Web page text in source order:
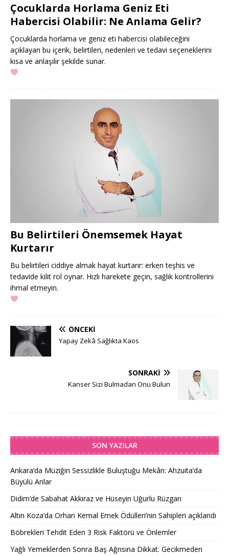
Çocuklarda Horlama Geniz Eti
Habercisi Olabilir: Ne Anlama Gelir?
Çocuklarda horlama ve geniz eti habercisi olabileceğini
açıklayan bu içerik, belirtileri, nedenleri ve tedavi seçeneklerini
kısa ve anlaşılır şekilde sunar.
Bu Belirtileri Önemsemek Hayat
Kurtarır
Bu belirtileri ciddiye almak hayat kurtarır: erken teşhis ve
tedavide kilit rol oynar. Hızlı harekete geçin, sağlık kontrollerini
ihmal etmeyin.
ÖNCEKI
Yapay Zekâ Sağlıkta Kaos
SONRAKI
Kanser Sizi Bulmadan Onu Bulun
SON YAZILAR
Ankara’da Müziğin Sessizlikle Buluştuğu Mekân: Ahzuita’da
Büyülü Anlar
Didim’de Sabahat Akkıraz ve Hüseyin Uğurlu Rüzgarı
Altın Koza’da Orhan Kemal Emek Ödülleri’nin Sahipleri açıklandı
Böbrekleri Tehdit Eden 3 Risk Faktörü ve Önlemler
Yağlı Yemeklerden Sonra Baş Ağrısına Dikkat: Gecikmeden